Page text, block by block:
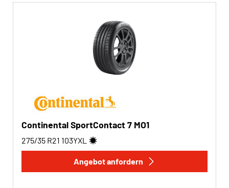
Continental SportContact 7 MO1
275/35 R21 103YXL
Angebot anfordern